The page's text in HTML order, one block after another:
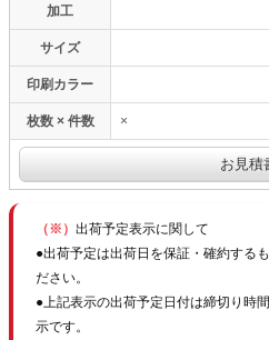
加工
サイズ
印刷カラー
枚数 × 件数 ×
（※） 出荷予定表示に関して
●出荷予定は出荷日を保証・確約する
ださい。
●上記表示の出荷予定日付は締切り時
示です。